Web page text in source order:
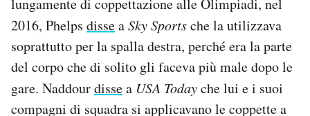
2016, Phelps disseaSky Sportsche la utilizzava
soprattutto per la spalla destra, perché era la parte
del corpo che di solito gli faceva più male dopo le
gare. Naddourdissea USA Todayche lui e i suoi
compagni di squadra si applicavano le coppette a